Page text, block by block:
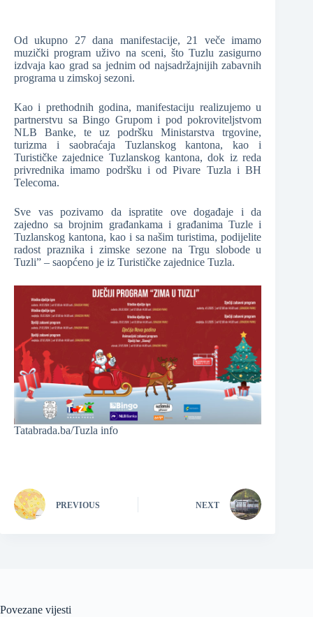
Od ukupno 27 dana manifestacije, 21 veče imamo
muzički program uživo na sceni, što Tuzlu zasigurno
izdvaja kao grad sa jednim od najsadržajnijih zabavnih
programa u zimskoj sezoni.
Kao i prethodnih godina, manifestaciju realizujemo u
partnerstvu sa Bingo Grupom i pod pokroviteljstvom
NLB Banke, te uz podršku Ministarstva trgovine,
turizma i saobraćaja Tuzlanskog kantona, kao i
Turističke zajednice Tuzlanskog kantona, dok iz reda
privrednika imamo podršku i od Pivare Tuzla i BH
Telecoma.
Sve vas pozivamo da ispratite ove događaje i da
zajedno sa brojnim građankama i građanima Tuzle i
Tuzlanskog kantona, kao i sa našim turistima, podijelite
radost praznika i zimske sezone na Trgu slobode u
Tuzli” – saopćeno je iz Turističke zajednice Tuzla.
Tatabrada.ba/Tuzla info
PREVIOUS NEXT
Povezane vijesti